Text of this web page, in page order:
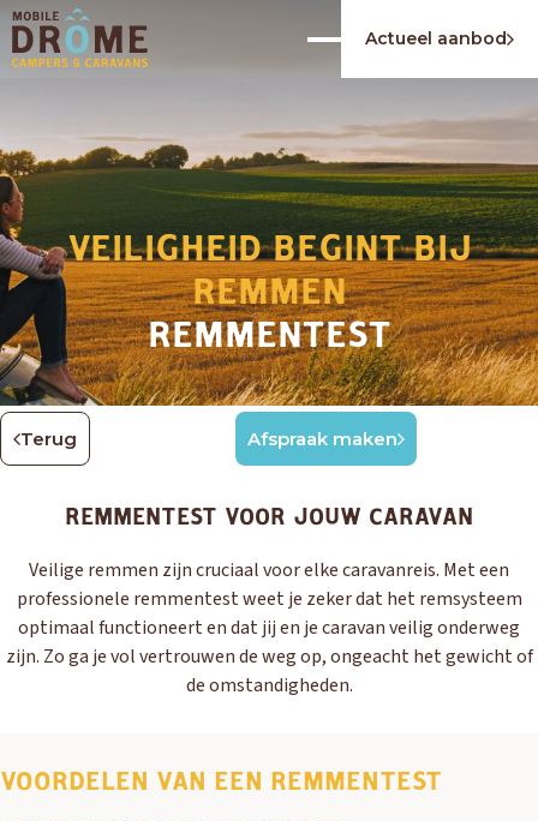
Actueel aanbod
VEILIGHEID BEGINT BIJ
REMMEN
REMMENTEST
Terug Afspraak maken
REMMENTEST VOOR JOUW CARAVAN
Veilige remmen zijn cruciaal voor elke caravanreis. Met een
professionele remmentest weet je zeker dat het remsysteem
optimaal functioneert en dat jij en je caravan veilig onderweg
zijn. Zo ga je vol vertrouwen de weg op, ongeacht het gewicht of
de omstandigheden.
VOORDELEN VAN EEN REMMENTEST